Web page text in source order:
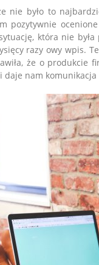
nie było to
pozytywnie
która nie
razy owy wpis.
że o
daje nam